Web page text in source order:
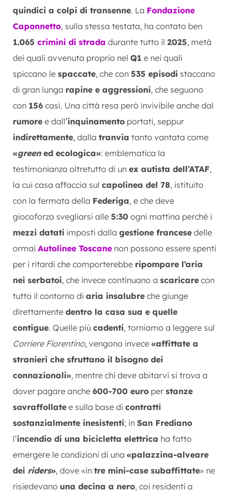
quindici a colpi di transenne. La Fondazione
Caponnetto, sulla stessa testata, ha contato ben
1.065 crimini di strada durante tutto il 2025, metà
dei quali avvenuta proprio nel Q1 e nei quali
spiccano le spaccate, che con 535 episodi staccano
di gran lunga rapine e aggressioni, che seguono
con 156 casi. Una città resa però invivibile anche dal
rumore e dall’inquinamento portati, seppur
indirettamente, dalla tranvia tanto vantata come
«greened ecologica»: emblematica la
testimonianza oltretutto di un ex autista dell’ATAF,
la cui casa affaccia sul capolinea del 78, istituito
con la fermata della Federiga, e che deve
giocoforza svegliarsi alle 5:30 ogni mattina perché i
mezzi datati imposti dalla gestione francese delle
ormai Autolinee Toscane non possono essere spenti
per i ritardi che comporterebbe ripompare l’aria
nei serbatoi, che invece continuano a scaricare con
tutto il contorno di aria insalubre che giunge
direttamente dentro la casa sua e quelle
contigue. Quelle più cadenti, torniamo a leggere sul
Corriere Fiorentino, vengono invece «affittate a
stranieri che sfruttano il bisogno dei
connazionali», mentre chi deve abitarvi si trova a
dover pagare anche 600-700 euro per stanze
sovraffollate e sulla base di contratti
sostanzialmente inesistenti; in San Frediano
l’incendio di una bicicletta elettrica ha fatto
emergere le condizioni di una «palazzina-alveare
dei riders», dove «in tre mini-case subaffittate» ne
risiedevano una decina a nero, coi residenti a